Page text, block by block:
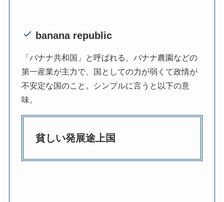
banana republic
「バナナ共和国」と呼ばれる、バナナ農園などの
第一産業が主力で、国としての力が弱くて政情が
不安定な国のこと。シンプルに言うと以下の意
味。
貧しい発展途上国